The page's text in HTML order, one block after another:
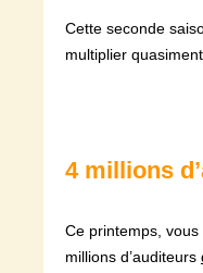
Cette seconde
multiplier
4 millions
Ce printemps,
millions d’auditeurs